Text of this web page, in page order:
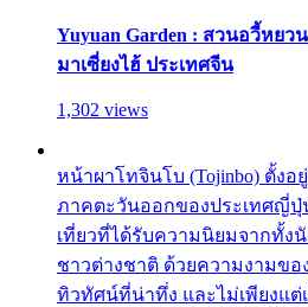
Yuyuan Garden : สวนอวี้หย
มาเซี่ยงไฮ้ ประเทศจีน
1,302 views
หน้าผาโทจินโบ (Tojinbo) ตั้งอ
ภาคตะวันออกของประเทศญี่ปุ่
เที่ยวที่ได้รับความนิยมจากทั้ง
ชาวต่างชาติ ด้วยความงามข
ทิวทัศน์ที่น่าทึ่ง และไม่เพียงแต่